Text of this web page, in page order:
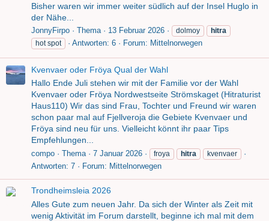
Bisher waren wir immer weiter südlich auf der Insel Huglo in
der Nähe...
JonnyFirpo Thema 13 Februar 2026 dolmoy
hitra
hot spot
Antworten: 6 Forum: Mittelnorwegen
Kvenvaer oder Fröya Qual der Wahl
Hallo Ende Juli stehen wir mit der Familie vor der Wahl
Kvenvaer oder Fröya Nordwestseite Strömskaget (Hitraturist
Haus110) Wir das sind Frau, Tochter und Freund wir waren
schon paar mal auf Fjellveroja die Gebiete Kvenvaer und
Fröya sind neu für uns. Vielleicht könnt ihr paar Tips
Empfehlungen...
compo Thema 7 Januar 2026 froya hitra kvenvaer
Antworten: 7 Forum: Mittelnorwegen
Trondheimsleia 2026
Alles Gute zum neuen Jahr. Da sich der Winter als Zeit mit
wenig Aktivität im Forum darstellt, beginne ich mal mit dem